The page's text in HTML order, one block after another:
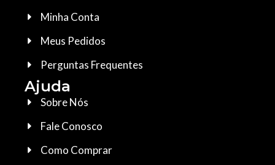
Minha Conta
Meus Pedidos
Perguntas Frequentes
Ajuda
Sobre Nós
Fale Conosco
Como Comprar